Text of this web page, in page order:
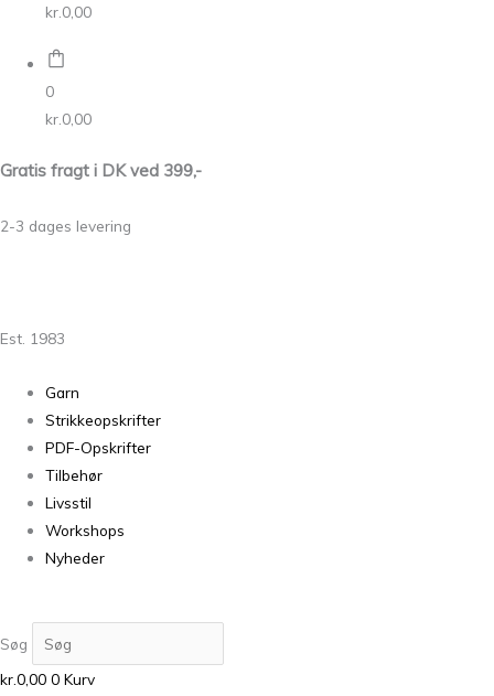
kr. 0,00
0
kr. 0,00
Gratis fragt i DK ved 399,-
2-3 dages levering
Est. 1983
Garn
Strikkeopskrifter
PDF-Opskrifter
Tilbehør
Livsstil
Workshops
Nyheder
Søg
kr.0,00 0 Kurv